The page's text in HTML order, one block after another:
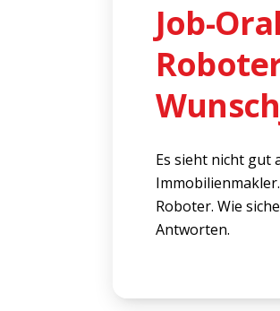
Job-
Es sieht nicht gut
Roboter. Wie
Antworten.